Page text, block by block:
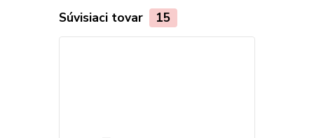
Súvisiaci tovar 15